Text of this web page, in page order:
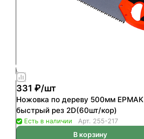
331 ₽/шт
Ножовка по дереву 500мм ЕРМАК
быстрый рез 2D(60шт/кор)
Есть в наличии Арт. 255-217
В корзину